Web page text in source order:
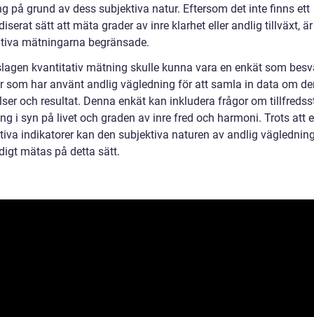
på grund av dess subjektiva natur. Eftersom det inte finns ett
sätt att mäta grader av inre klarhet eller andlig tillväxt,
mätningarna begränsade.
kvantitativ mätning skulle kunna vara en enkät som
som har använt andlig vägledning för att samla in data om
och resultat. Denna enkät kan inkludera frågor om
i syn på livet och graden av inre fred och harmoni. Trots att
indikatorer kan den subjektiva naturen av andlig
mätas på detta sätt.